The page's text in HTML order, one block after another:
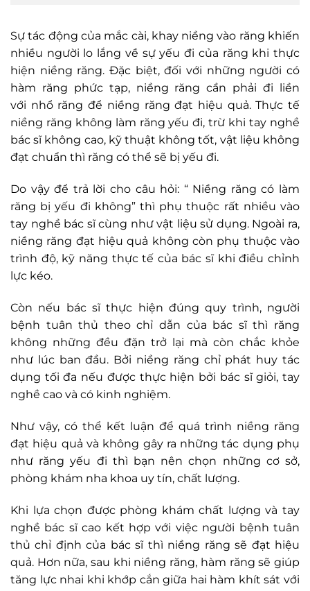
Sự tác động của mắc cài, khay niềng vào răng khiến
nhiều người lo lắng về sự yếu đi của răng khi thực
hiện niềng răng. Đặc biệt, đối với những người có
hàm răng phức tạp, niềng răng cần phải đi liền
với nhổ răng để niềng răng đạt hiệu quả. Thực tế
niềng răng không làm răng yếu đi, trừ khi tay nghề
bác sĩ không cao, kỹ thuật không tốt, vật liệu không
đạt chuẩn thì răng có thể sẽ bị yếu đi.
Do vậy để trả lời cho câu hỏi: “ Niềng răng có làm
răng bị yếu đi không” thì phụ thuộc rất nhiều vào
tay nghề bác sĩ cùng như vật liệu sử dụng. Ngoài ra,
niềng răng đạt hiệu quả không còn phụ thuộc vào
trình độ, kỹ năng thực tế của bác sĩ khi điều chỉnh
lực kéo.
Còn nếu bác sĩ thực hiện đúng quy trình, người
bệnh tuân thủ theo chỉ dẫn của bác sĩ thì răng
không những đều đặn trở lại mà còn chắc khỏe
như lúc ban đầu. Bởi niềng răng chỉ phát huy tác
dụng tối đa nếu được thực hiện bởi bác sĩ giỏi, tay
nghề cao và có kinh nghiệm.
Như vậy, có thể kết luận để quá trình niềng răng
đạt hiệu quả và không gây ra những tác dụng phụ
như răng yếu đi thì bạn nên chọn những cơ sở,
phòng khám nha khoa uy tín, chất lượng.
Khi lựa chọn được phòng khám chất lượng và tay
nghề bác sĩ cao kết hợp với việc người bệnh tuân
thủ chỉ định của bác sĩ thì niềng răng sẽ đạt hiệu
quả. Hơn nữa, sau khi niềng răng, hàm răng sẽ giúp
tăng lực nhai khi khớp cắn giữa hai hàm khít sát với